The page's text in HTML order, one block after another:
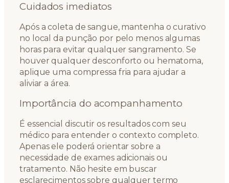
Cuidados imediatos
Após a coleta de sangue, mantenha o curativo
no local da punção por pelo menos algumas
horas para evitar qualquer sangramento. Se
houver qualquer desconforto ou hematoma,
aplique uma compressa fria para ajudar a
aliviar a área.
Importância do acompanhamento
É essencial discutir os resultados com seu
médico para entender o contexto completo.
Apenas ele poderá orientar sobre a
necessidade de exames adicionais ou
tratamento. Não hesite em buscar
esclarecimentos sobre qualquer termo